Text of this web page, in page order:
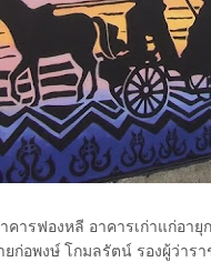
คารฟองหลี อาคารเก่าแก่อายุ
ยก่อพงษ์ โกมลรัตน์ รองผู้ว่าร